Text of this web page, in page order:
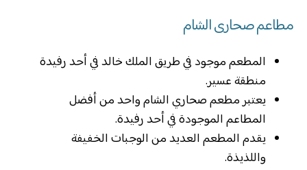
مطاعم صحارى الشام
المطعم موجود في طريق الملك خالد في أحد رفيدة
منطقة عسير.
يعتبر مطعم صحاري الشام واحد من أفضل
المطاعم الموجودة في أحد رفيدة.
يقدم المطعم العديد من الوجبات الخفيفة
واللذيذة.